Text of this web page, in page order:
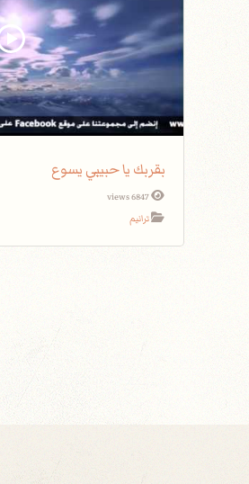
بقربك يا حبيبي يسوع
6847 views
ترانيم